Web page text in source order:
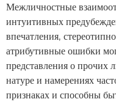
Межличностные
интуитивных
впечатления,
атрибутивные ошибки
представления о прочих
натуре и намерениях
признаках и способны